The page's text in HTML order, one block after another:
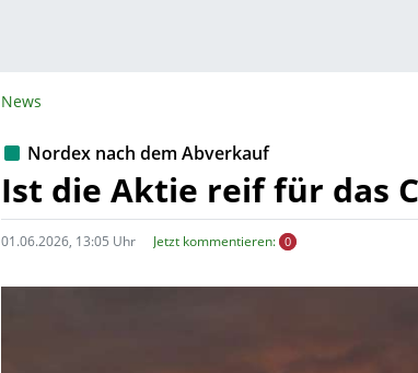
News
Nordex nach dem Abverkauf
Ist die Aktie reif für das
01.06.2026, 13:05 Uhr Jetzt kommentieren: 0